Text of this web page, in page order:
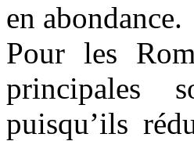
en abondance.
Pour les
principales
puisqu’ils